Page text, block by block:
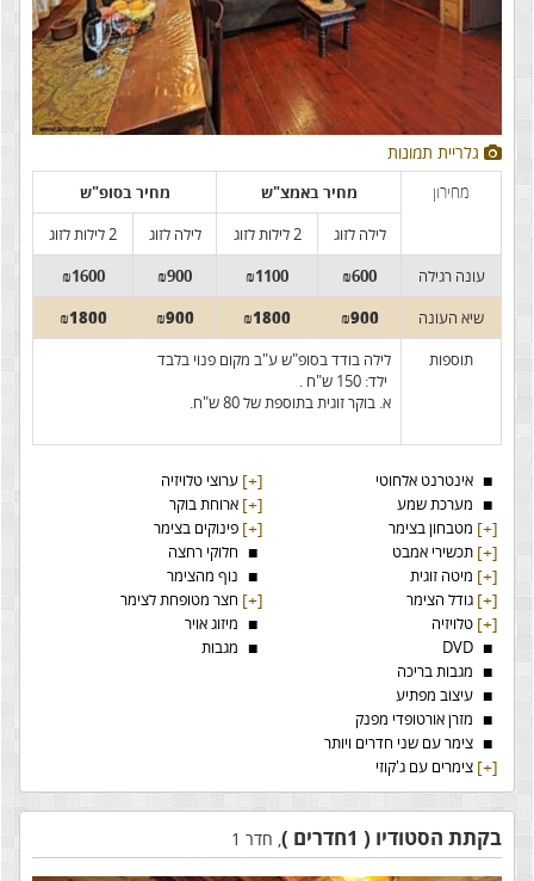
גלריית תמונות
מחיר בסופ"ש מחיר באמצ"ש
מחירון
2 לילות לזוג
לילה לזוג 2 לילות לזוג
לילה לזוג
₪1600
₪900 ₪1100 ₪600
עונה רגילה
₪1800
₪900 ₪1800 ₪900
שיא העונה
לילה בודד בסופ"ש ע"ב מקום פנוי בלבד
ילד: 150 ש"ח .
א. בוקר זוגית בתוספת של 80 ש"ח.
תוספות
■ אינטרנט אלחוטי
■ מערכת שמע
[+] מטבחון בצימר
[+] תכשירי אמבט
[+] מיטה זוגית
[+] גודל הצימר
[+] טלויזיה
■
DVD
[+] ערוצי טלויזיה
[+] ארוחת בוקר
[+] פינוקים בצימר
■ חלוקי רחצה
■ נוף מהצימר
[+] חצר מטופחת לצימר
■ מיזוג אויר
■ מגבות
■ מגבות בריכה
■ עיצוב מפתיע
■ מזרן אורטופדי מפנק
■ צימר עם שני חדרים ויותר
[+] צימרים עם ג'קוזי
בקתת הסטודיו ( 1חדרים ) , חדר 1